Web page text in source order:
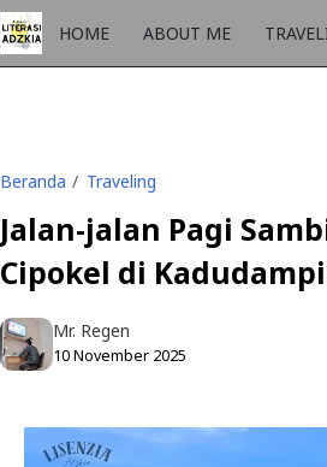
HOME ABOUT ME
Beranda Traveling
Jalan-jalan Pagi
Cipokel di
Mr. Regen
10 November 2025